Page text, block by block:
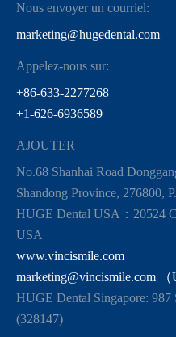
Nous envoyer un courriel:
marketing@hugedental.com
Appelez-nous sur:
+86-633-2277268
+1-626-6936589
AJOUTER
No.68 Shanhai Road
Shandong Province, 276800,
HUGE Dental USA：20524
USA
www.vincismile.com
marketing@vincismile.com （
HUGE Dental Singapore: 987
(328147)